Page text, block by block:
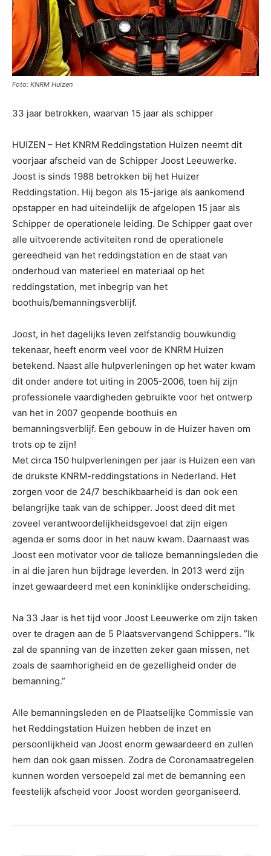
Foto: KNRM Huizen
33 jaar betrokken, waarvan 15 jaar als schipper
HUIZEN – Het KNRM Reddingstation Huizen neemt dit
voorjaar afscheid van de Schipper Joost Leeuwerke.
Joost is sinds 1988 betrokken bij het Huizer
Reddingstation. Hij begon als 15-jarige als aankomend
opstapper en had uiteindelijk de afgelopen 15 jaar als
Schipper de operationele leiding. De Schipper gaat over
alle uitvoerende activiteiten rond de operationele
gereedheid van het reddingstation en de staat van
onderhoud van materieel en materiaal op het
reddingstation, met inbegrip van het
boothuis/bemanningsverblijf.
Joost, in het dagelijks leven zelfstandig bouwkundig
tekenaar, heeft enorm veel voor de KNRM Huizen
betekend. Naast alle hulpverleningen op het water kwam
dit onder andere tot uiting in 2005-2006, toen hij zijn
professionele vaardigheden gebruikte voor het ontwerp
van het in 2007 geopende boothuis en
bemanningsverblijf. Een gebouw in de Huizer haven om
trots op te zijn!
Met circa 150 hulpverleningen per jaar is Huizen een van
de drukste KNRM-reddingstations in Nederland. Het
zorgen voor de 24/7 beschikbaarheid is dan ook een
belangrijke taak van de schipper. Joost deed dit met
zoveel verantwoordelijkheidsgevoel dat zijn eigen
agenda er soms door in het nauw kwam. Daarnaast was
Joost een motivator voor de talloze bemanningsleden die
in al die jaren hun bijdrage leverden. In 2013 werd zijn
inzet gewaardeerd met een koninklijke onderscheiding.
Na 33 Jaar is het tijd voor Joost Leeuwerke om zijn taken
over te dragen aan de 5 Plaatsvervangend Schippers. ”Ik
zal de spanning van de inzetten zeker gaan missen, net
zoals de saamhorigheid en de gezelligheid onder de
bemanning.”
Alle bemanningsleden en de Plaatselijke Commissie van
het Reddingstation Huizen hebben de inzet en
persoonlijkheid van Joost enorm gewaardeerd en zullen
hem dan ook gaan missen. Zodra de Coronamaatregelen
kunnen worden versoepeld zal met de bemanning een
feestelijk afscheid voor Joost worden georganiseerd.